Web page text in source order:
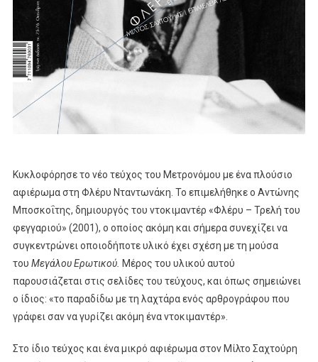
Κυκλοφόρησε το νέο τεύχος του Μετρονόμου με ένα πλούσιο
αφιέρωμα στη Φλέρυ Νταντωνάκη. Το επιμελήθηκε ο Αντώνης
Μποσκοΐτης, δημιουργός του ντοκιμαντέρ «Φλέρυ – Τρελή του
φεγγαριού» (2001), ο οποίος ακόμη και σήμερα συνεχίζει να
συγκεντρώνει οποιοδήποτε υλικό έχει σχέση με τη μούσα
του Μεγάλου Ερωτικού. Μέρος του υλικού αυτού
παρουσιάζεται στις σελίδες του τεύχους, και όπως σημειώνει
ο ίδιος: «το παραδίδω με τη λαχτάρα ενός αρθρογράφου που
γράφει σαν να γυρίζει ακόμη ένα ντοκιμαντέρ».
Στο ίδιο τεύχος και ένα μικρό αφιέρωμα στον Μίλτο Σαχτούρη